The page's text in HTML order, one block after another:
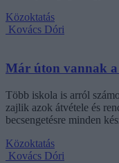
Közoktatás
Kovács Dóri
Már úton vannak
Több iskola is arról
zajlik azok átvétele és
becsengetésre minden
Közoktatás
Kovács Dóri